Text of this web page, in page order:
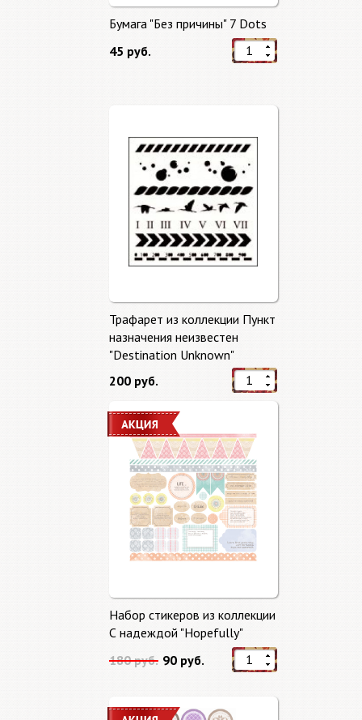
Бумага "Без причины" 7 Dots
45 руб.
Трафарет из коллекции Пункт
назначения неизвестен
"Destination Unknown"
200 руб.
Набор стикеров из коллекции
С надеждой "Hopefully"
180 руб. 90 руб.